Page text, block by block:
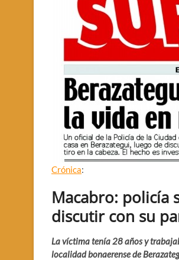
Crónica:
Macabro: policía
discutir con su
La víctima tenía 28 años y
localidad bonaerense de